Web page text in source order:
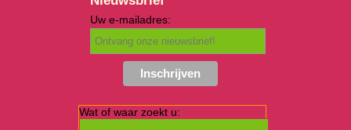
Uw e-mailadres:
Wat of waar zoekt u: